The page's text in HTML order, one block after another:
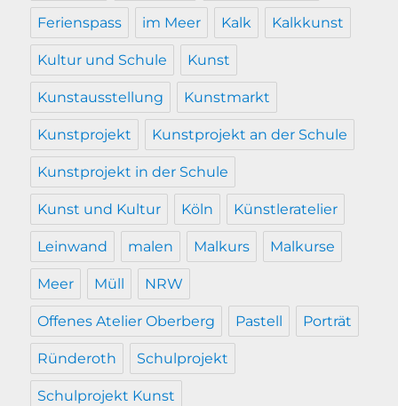
Ferienspass im Meer Kalk Kalkkunst
Kultur und Schule Kunst
Kunstausstellung Kunstmarkt
Kunstprojekt Kunstprojekt an der Schule
Kunstprojekt in der Schule
Kunst und Kultur Köln Künstleratelier
Leinwand malen Malkurs Malkurse
Meer Müll NRW
Offenes Atelier Oberberg Pastell Porträt
Ründeroth Schulprojekt
Schulprojekt Kunst